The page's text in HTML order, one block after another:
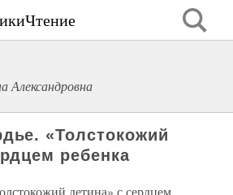
Александровна
«Толстокожий
ребенка
детина» с сердцем